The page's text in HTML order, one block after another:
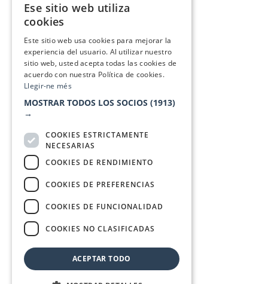
Ese sitio web utiliza
cookies
Este sitio web usa cookies para mejorar la
experiencia del usuario. Al utilizar nuestro
sitio web, usted acepta todas las cookies de
acuerdo con nuestra Política de cookies.
Llegir-ne més
MOSTRAR TODOS LOS SOCIOS (1913)
→
COOKIES ESTRICTAMENTE
NECESARIAS
COOKIES DE RENDIMIENTO
COOKIES DE PREFERENCIAS
COOKIES DE FUNCIONALIDAD
COOKIES NO CLASIFICADAS
ACEPTAR TODO